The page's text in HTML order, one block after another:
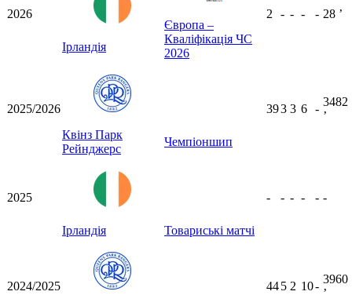
2026
Ірландія
Європа –
Кваліфікація ЧС
2026
2 - - - - 28 ʼ
2025/2026
Квінз Парк
Рейнджерс
Чемпіоншип
393 3 6 -
3482
ʼ
2025
Ірландія Товариські матчі
- - - - - -
2024/2025
445 2 10-
3960
ʼ